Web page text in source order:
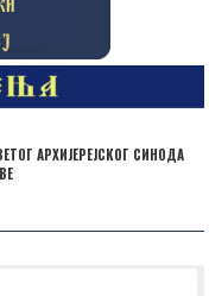
АРХИЈЕРЕЈСКОГ СИНОДА